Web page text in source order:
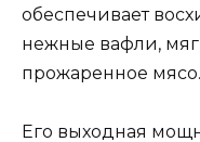
обеспечивает
нежные вафли,
прожаренное мясо.
Его выходная